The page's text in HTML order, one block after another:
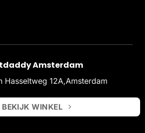
Amsterdam
Hasseltweg 12A,Amsterdam
BEKIJK WINKEL